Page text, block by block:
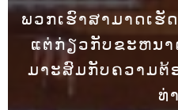
ພວກ​ເຮົາ​ສາ​ມາດ​ເຮັ
ແຕ່​ກ່ຽວ​ກັບ​ຂະ​ຫນ
ມາະ​ສົມ​ກັບ​ຄວາມ​ຕ້
ທ່